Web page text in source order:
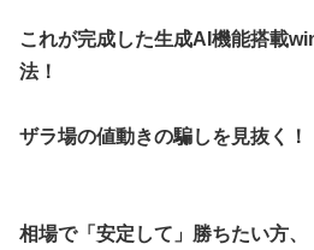
これが完成した生成AI機能搭載
法！
ザラ場の値動きの騙しを見抜く！
相場で「安定して」勝ちたい方